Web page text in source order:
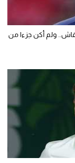
ولم أكن جزءا من